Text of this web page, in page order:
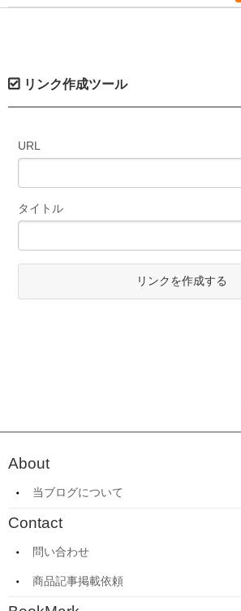
リンク作成ツール
URL
タイトル
リンクを作成する
About
当ブログについて
Contact
問い合わせ
商品記事掲載依頼